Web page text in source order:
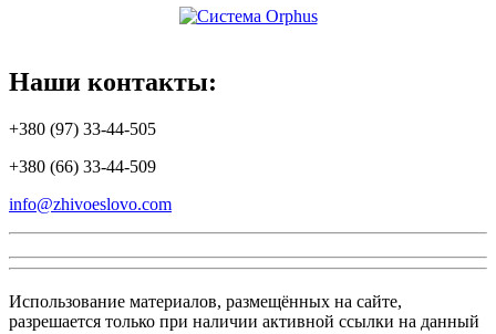
Наши контакты:
+380 (97) 33-44-505
+380 (66) 33-44-509
info@zhivoeslovo.com
Использование материалов, размещённых на сайте,
разрешается только при наличии активной ссылки на данный